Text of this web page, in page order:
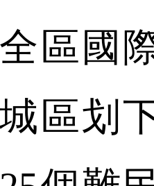
區國
區划